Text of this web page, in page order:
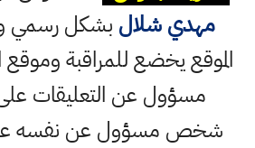
مهدي شلال بشكل رسمي
الموقع يخضع للمراقبة وموقع
مسؤول عن التعليقات
شخص مسؤول عن نفسه عند